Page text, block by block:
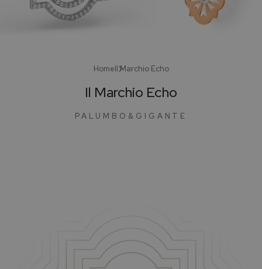
HomeIl Marchio Echo
Il Marchio Echo
PALUMBO&GIGANTE